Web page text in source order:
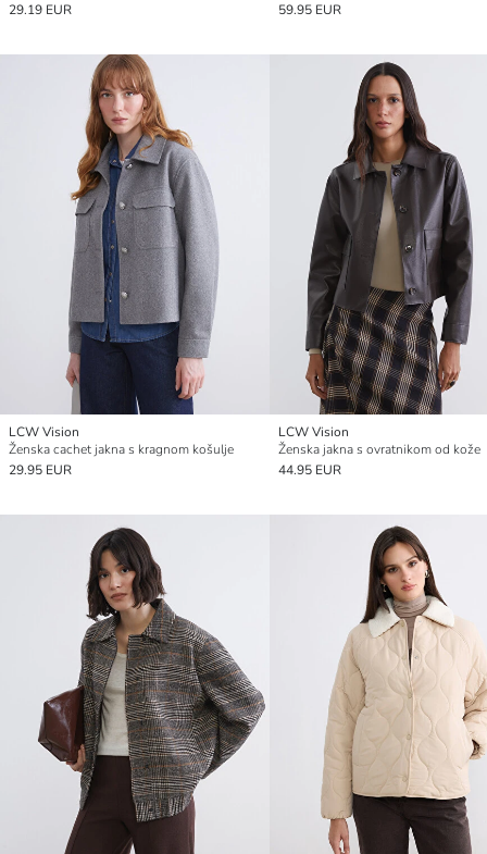
29.19 EUR
59.95 EUR
LCW Vision
Ženska cachet jakna s kragnom košulje
29.95 EUR
LCW Vision
Ženska jakna s ovratnikom od kože
44.95 EUR